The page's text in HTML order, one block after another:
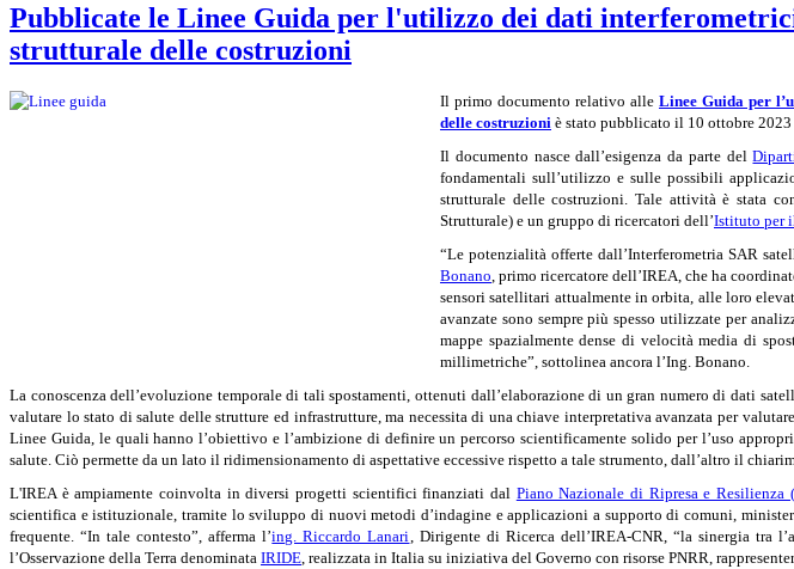
Pubblicate le Linee Guida per l'utilizzo dei dati
strutturale delle costruzioni
Il primo documento relativo alle Linee Guida per
delle costruzioni è stato pubblicato il 10 ottobre
Il documento nasce dall’esigenza da parte del
fondamentali sull’utilizzo e sulle possibili
strutturale delle costruzioni. Tale attività è stata
Strutturale) e un gruppo di ricercatori dell’Istituto per
“Le potenzialità offerte dall’Interferometria SAR
Bonano , primo ricercatore dell’IREA, che ha
sensori satellitari attualmente in orbita, alle loro
avanzate sono sempre più spesso utilizzate per
mappe spazialmente dense di velocità media di
millimetriche”, sottolinea ancora l’Ing. Bonano.
La conoscenza dell’evoluzione temporale di tali spostamenti, ottenuti dall’elaborazione di un gran numero di dati
valutare lo stato di salute delle strutture ed infrastrutture, ma necessita di una chiave interpretativa avanzata per
Linee Guida, le quali hanno l’obiettivo e l’ambizione di definire un percorso scientificamente solido per l’uso
salute. Ciò permette da un lato il ridimensionamento di aspettative eccessive rispetto a tale strumento, dall’altro il
L'IREA è ampiamente coinvolta in diversi progetti scientifici finanziati dal Piano Nazionale di Ripresa e Resilienza
scientifica e istituzionale, tramite lo sviluppo di nuovi metodi d’indagine e applicazioni a supporto di comuni,
frequente. “In tale contesto”, afferma l’ing. Riccardo Lanari , Dirigente di Ricerca dell’IREA-CNR, “la sinergia tra
l’Osservazione della Terra denominata IRIDE , realizzata in Italia su iniziativa del Governo con risorse PNRR,